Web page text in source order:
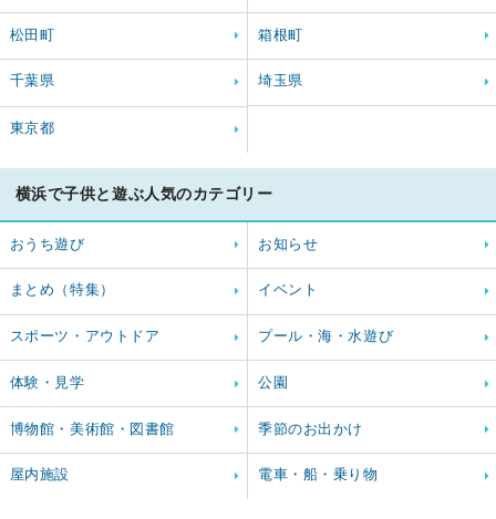
松田町 箱根町
千葉県 埼玉県
東京都
横浜で子供と遊ぶ人気のカテゴリー
おうち遊び お知らせ
まとめ（特集） イベント
スポーツ・アウトドア プール・海・水遊び
体験・見学 公園
博物館・美術館・図書館 季節のお出かけ
屋内施設 電車・船・乗り物